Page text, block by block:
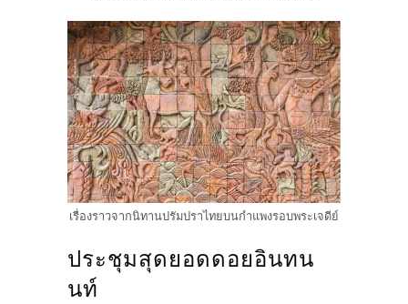
เรื่องราวจากนิทานปรัมปราไทยบนกำแพงรอบพระเจดีย์
ประชุมสุดยอดดอยอินทน
นท์